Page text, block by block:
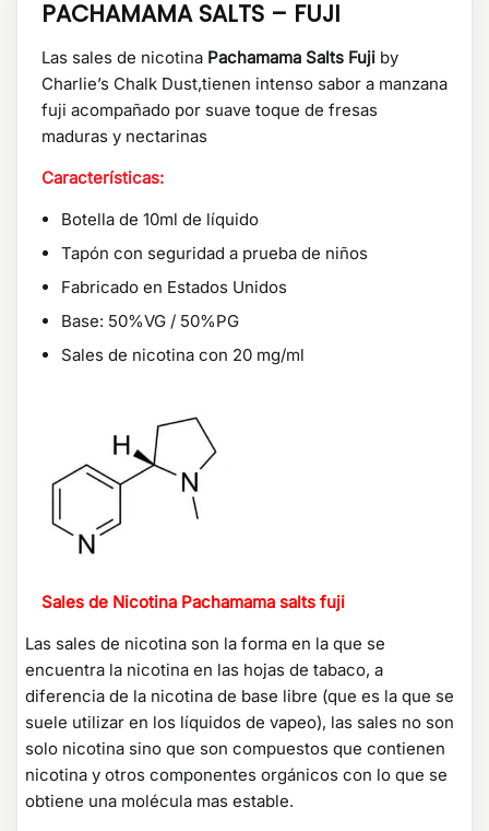
PACHAMAMA SALTS – FUJI
Las sales de nicotina Pachamama Salts Fuji by
Charlie’s Chalk Dust,tienen intenso sabor a manzana
fuji acompañado por suave toque de fresas
maduras y nectarinas
Características:
Botella de 10ml de líquido
Tapón con seguridad a prueba de niños
Fabricado en Estados Unidos
Base: 50%VG / 50%PG
Sales de nicotina con 20 mg/ml
Sales de Nicotina Pachamama salts fuji
Las sales de nicotina son la forma en la que se
encuentra la nicotina en las hojas de tabaco, a
diferencia de la nicotina de base libre (que es la que se
suele utilizar en los líquidos de vapeo), las sales no son
solo nicotina sino que son compuestos que contienen
nicotina y otros componentes orgánicos con lo que se
obtiene una molécula mas estable.